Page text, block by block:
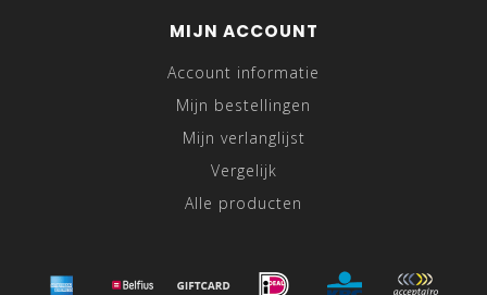
MIJN ACCOUNT
Account informatie
Mijn bestellingen
Mijn verlanglijst
Vergelijk
Alle producten